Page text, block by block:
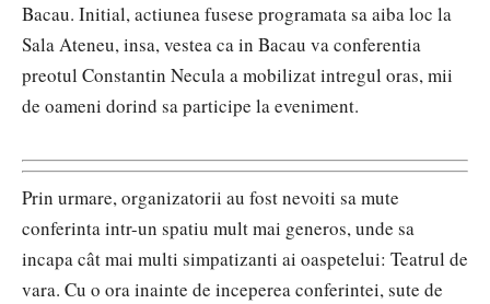
Bacau. Initial, actiunea fusese programata sa aiba loc la
Sala Ateneu, insa, vestea ca in Bacau va conferentia
preotul Constantin Necula a mobilizat intregul oras, mii
de oameni dorind sa participe la eveniment.
Prin urmare, organizatorii au fost nevoiti sa mute
conferinta intr-un spatiu mult mai generos, unde sa
incapa cât mai multi simpatizanti ai oaspetelui: Teatrul de
vara. Cu o ora inainte de inceperea conferintei, sute de